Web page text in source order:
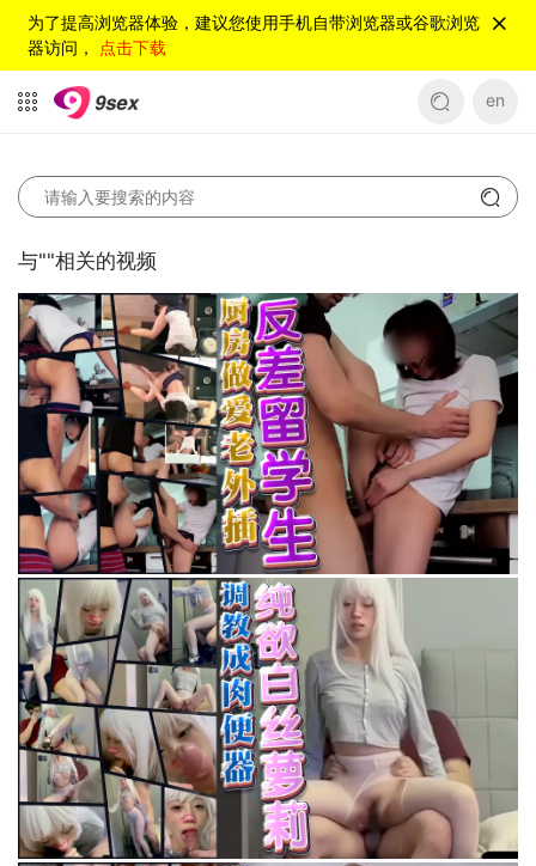
为了提高浏览器体验，建议您使用手机自带浏览器或谷歌浏览
器访问， 点击下载
en
与""相关的视频